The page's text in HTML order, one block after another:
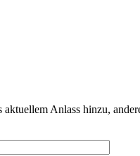
Anlass hinzu,